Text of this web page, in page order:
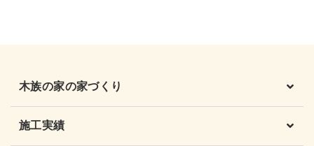
木族の家の家づくり
施工実績